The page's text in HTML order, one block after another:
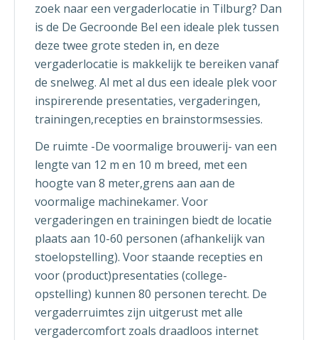
zoek naar een vergaderlocatie in Tilburg? Dan
is de De Gecroonde Bel een ideale plek tussen
deze twee grote steden in, en deze
vergaderlocatie is makkelijk te bereiken vanaf
de snelweg. Al met al dus een ideale plek voor
inspirerende presentaties, vergaderingen,
trainingen,recepties en brainstormsessies.
De ruimte -De voormalige brouwerij- van een
lengte van 12 m en 10 m breed, met een
hoogte van 8 meter,grens aan aan de
voormalige machinekamer. Voor
vergaderingen en trainingen biedt de locatie
plaats aan 10-60 personen (afhankelijk van
stoelopstelling). Voor staande recepties en
voor (product)presentaties (college-
opstelling) kunnen 80 personen terecht. De
vergaderruimtes zijn uitgerust met alle
vergadercomfort zoals draadloos internet